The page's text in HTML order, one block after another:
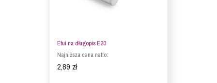
Etui na długopis E20
Najniższa cena netto:
2,89 zł